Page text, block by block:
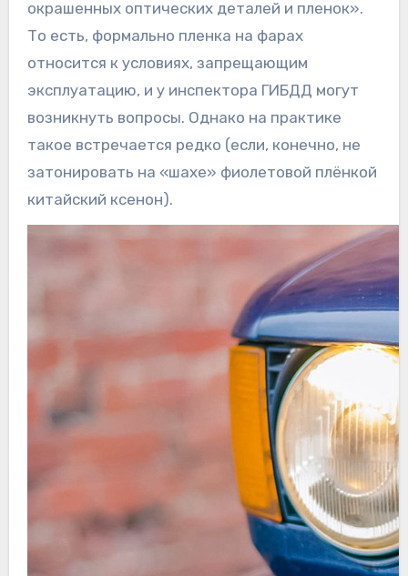
окрашенных оптических деталей и пленок».
То есть, формально пленка на фарах
относится к условиях, запрещающим
эксплуатацию, и у инспектора ГИБДД могут
возникнуть вопросы. Однако на практике
такое встречается редко (если, конечно, не
затонировать на «шахе» фиолетовой плёнкой
китайский ксенон).